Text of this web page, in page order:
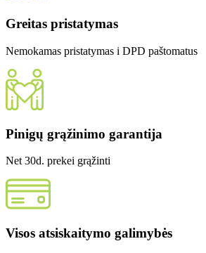
Greitas pristatymas
Nemokamas pristatymas i DPD paštomatus
Pinigų grąžinimo garantija
Net 30d. prekei grąžinti
Visos atsiskaitymo galimybės